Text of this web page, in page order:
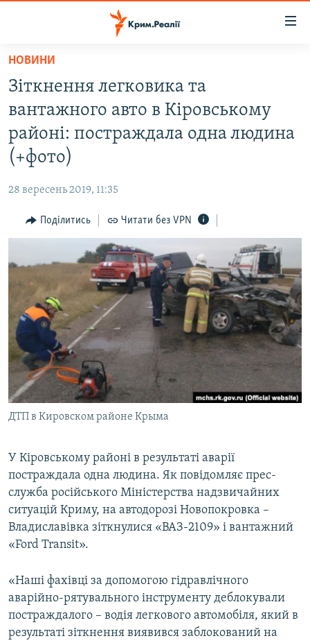
Перейти
основного
матеріалу
Перейти
до
основної
Перейти
пошуку
ВІДЕО ТА ФОТО
ПОЛІТИКА
ПОГЛЯД
ІНТЕРВ'Ю
СПЕЦПРОЕКТИ
ДЕПОРТАЦІЯ
ВІДЕОУРОКИ «ELIFBE»
СВІДЧЕННЯ ОКУПАЦІЇ
УКРАЇНСЬКА ПРОБЛЕМА КРИМУ
ІНФОГРАФІКА
ЯК ОБІЙТИ БЛОКУВАННЯ
Русский
Qırımtatar
ДОЛУЧАЙСЯ!
Усі сайти RFE/RL
НОВИНИ
Зіткнення легковика та
вантажного авто в Кіровському
районі: постраждала одна людина
(+фото)
28 вересень 2019, 11:35
Поділитись Читати без VPN
ДТП в Кировском районе Крыма
У Кіровському районі в результаті аварії
постраждала одна людина. Як повідомляє прес-
служба російського Міністерства надзвичайних
ситуацій Криму, на автодорозі Новопокровка –
Владиславівка зіткнулися «ВАЗ-2109» і вантажний
«Ford Transit».
«Наші фахівці за допомогою гідравлічного
аварійно-рятувального інструменту деблокували
постраждалого – водія легкового автомобіля, який в
результаті зіткнення виявився заблокований на